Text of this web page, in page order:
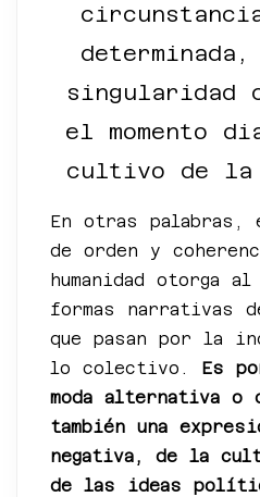
singularidad
el momento
cultivo de la
En otras palabras,
de orden y
humanidad otorga al
formas narrativas
que pasan por la
lo colectivo.
Es
moda alternativa o
también una
negativa, de la
de las ideas